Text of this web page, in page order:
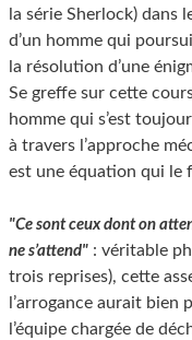
la série Sherlock) dans
d’un homme qui
la résolution d’une
Se greffe sur cette
homme qui s’est
à travers l’approche
est une équation qui le
"Ce sont ceux dont on
ne s’attend" : véritable
trois reprises), cette
l’arrogance aurait bien
l’équipe chargée de